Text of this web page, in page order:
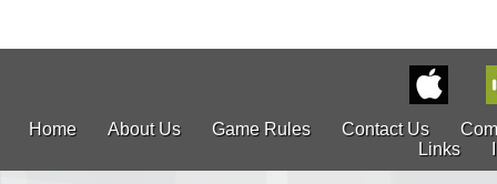
Home About Us Game Rules Contact Us
Links